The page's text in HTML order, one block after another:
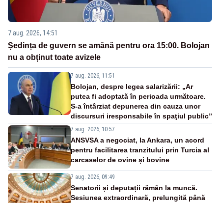
7 aug. 2026, 14:51
Ședința de guvern se amână pentru ora 15:00. Bolojan
nu a obținut toate avizele
7 aug. 2026, 11:51
Bolojan, despre legea salarizării: „Ar
putea fi adoptată în perioada următoare.
S-a întârziat depunerea din cauza unor
discursuri iresponsabile în spaţiul public”
7 aug. 2026, 10:57
ANSVSA a negociat, la Ankara, un acord
pentru facilitarea tranzitului prin Turcia al
carcaselor de ovine și bovine
7 aug. 2026, 09:49
Senatorii și deputații rămân la muncă.
Sesiunea extraordinară, prelungită până